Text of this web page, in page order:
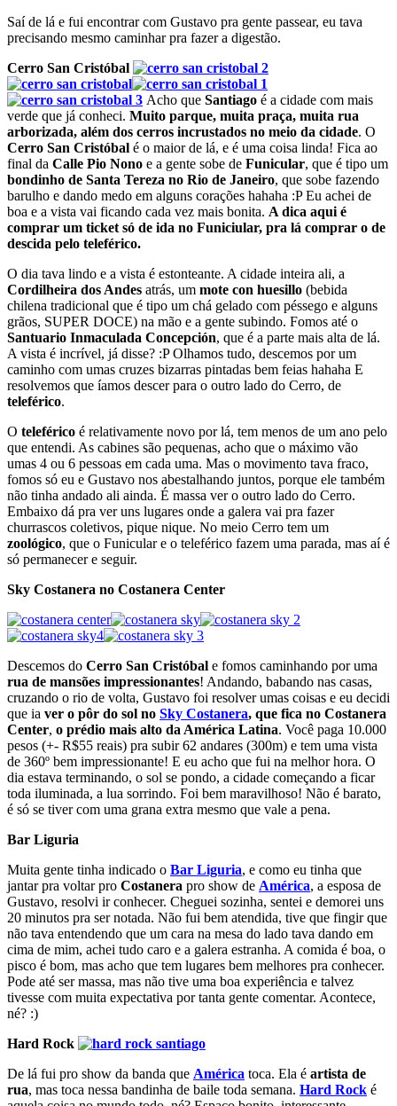
Saí de lá e fui encontrar com Gustavo pra gente passear, eu tava
precisando mesmo caminhar pra fazer a digestão.
Cerro San Cristóbal
Acho que Santiago é a cidade com mais
verde que já conheci. Muito parque, muita praça, muita rua
arborizada, além dos cerros incrustados no meio da cidade. O
Cerro San Cristóbal é o maior de lá, e é uma coisa linda! Fica ao
final da Calle Pio Nono e a gente sobe de Funicular, que é tipo um
bondinho de Santa Tereza no Rio de Janeiro, que sobe fazendo
barulho e dando medo em alguns corações hahaha :P Eu achei de
boa e a vista vai ficando cada vez mais bonita. A dica aqui é
comprar um ticket só de ida no Funiciular, pra lá comprar o de
descida pelo teleférico.
O dia tava lindo e a vista é estonteante. A cidade inteira ali, a
Cordilheira dos Andes atrás, um mote con huesillo (bebida
chilena tradicional que é tipo um chá gelado com péssego e alguns
grãos, SUPER DOCE) na mão e a gente subindo. Fomos até o
Santuario Inmaculada Concepción, que é a parte mais alta de lá.
A vista é incrível, já disse? :P Olhamos tudo, descemos por um
caminho com umas cruzes bizarras pintadas bem feias hahaha E
resolvemos que íamos descer para o outro lado do Cerro, de
teleférico.
O teleférico é relativamente novo por lá, tem menos de um ano pelo
que entendi. As cabines são pequenas, acho que o máximo vão
umas 4 ou 6 pessoas em cada uma. Mas o movimento tava fraco,
fomos só eu e Gustavo nos abestalhando juntos, porque ele também
não tinha andado ali ainda. É massa ver o outro lado do Cerro.
Embaixo dá pra ver uns lugares onde a galera vai pra fazer
churrascos coletivos, pique nique. No meio Cerro tem um
zoológico, que o Funicular e o teleférico fazem uma parada, mas aí é
só permanecer e seguir.
Sky Costanera no Costanera Center
Descemos do Cerro San Cristóbal e fomos caminhando por uma
rua de mansões impressionantes! Andando, babando nas casas,
cruzando o rio de volta, Gustavo foi resolver umas coisas e eu decidi
que ia ver o pôr do sol no Sky Costanera, que fica no Costanera
Center, o prédio mais alto da América Latina. Você paga 10.000
pesos (+- R$55 reais) pra subir 62 andares (300m) e tem uma vista
de 360º bem impressionante! E eu acho que fui na melhor hora. O
dia estava terminando, o sol se pondo, a cidade começando a ficar
toda iluminada, a lua sorrindo. Foi bem maravilhoso! Não é barato,
é só se tiver com uma grana extra mesmo que vale a pena.
Bar Liguria
Muita gente tinha indicado o Bar Liguria, e como eu tinha que
jantar pra voltar pro Costanera pro show de América, a esposa de
Gustavo, resolvi ir conhecer. Cheguei sozinha, sentei e demorei uns
20 minutos pra ser notada. Não fui bem atendida, tive que fingir que
não tava entendendo que um cara na mesa do lado tava dando em
cima de mim, achei tudo caro e a galera estranha. A comida é boa, o
pisco é bom, mas acho que tem lugares bem melhores pra conhecer.
Pode até ser massa, mas não tive uma boa experiência e talvez
tivesse com muita expectativa por tanta gente comentar. Acontece,
né? :)
Hard Rock
De lá fui pro show da banda que América toca. Ela é artista de
rua, mas toca nessa bandinha de baile toda semana. Hard Rock é